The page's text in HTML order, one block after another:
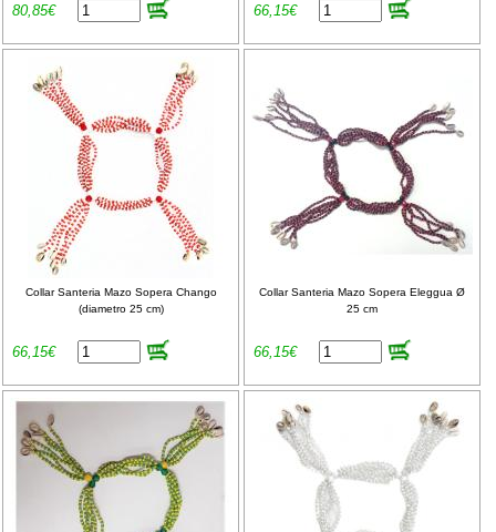
80,85€ 66,15€
Collar Santeria Mazo Sopera Chango
(diametro 25 cm)
66,15€
Collar Santeria Mazo Sopera Eleggua Ø
25 cm
66,15€